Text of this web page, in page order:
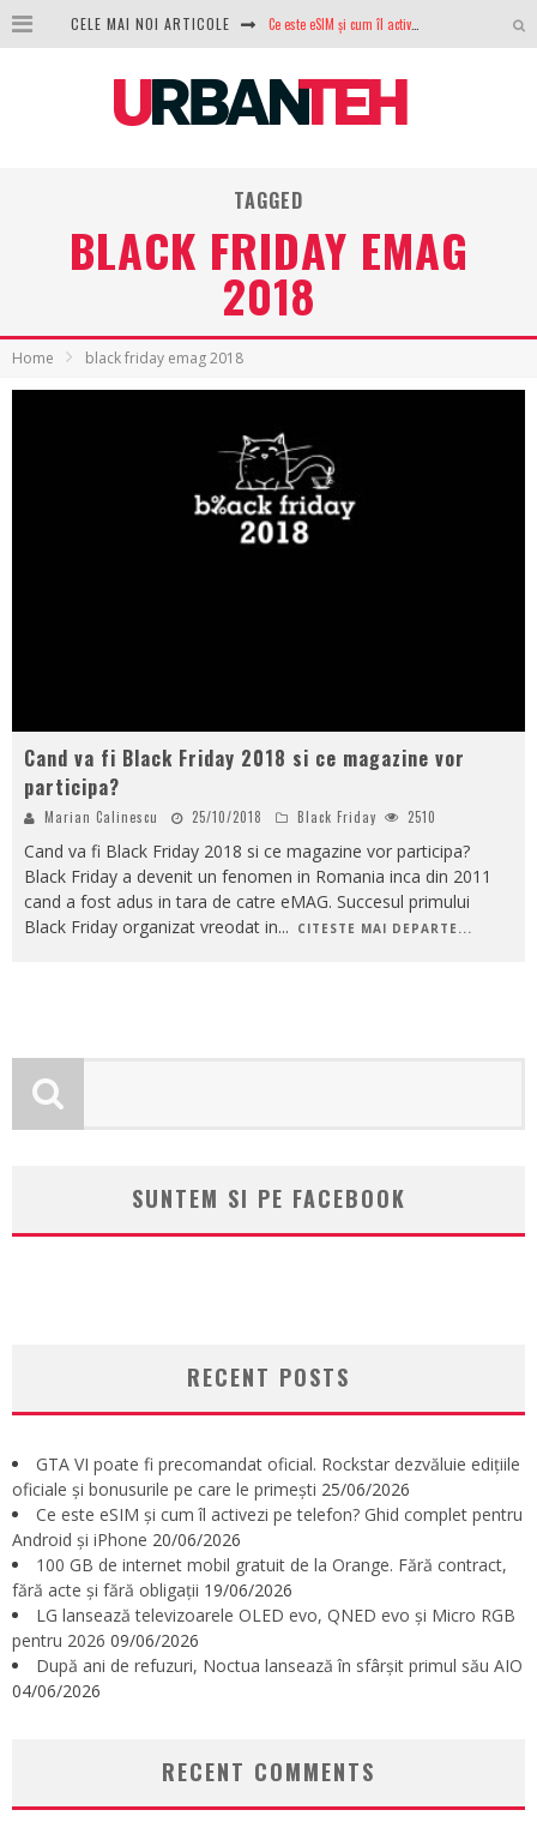
CELE MAI NOI ARTICOLE
Analiza producției fotovoltaice în România – cât produce un sistem solar pe timp de iarnă?
TAGGED
BLACK FRIDAY EMAG
2018
Home black friday emag 2018
Cand va fi Black Friday 2018 si ce magazine vor
participa?
Marian Calinescu 25/10/2018 Black Friday 2510
Cand va fi Black Friday 2018 si ce magazine vor participa?
Black Friday a devenit un fenomen in Romania inca din 2011
cand a fost adus in tara de catre eMAG. Succesul primului
Black Friday organizat vreodat in... CITESTE MAI DEPARTE...
SUNTEM SI PE FACEBOOK
RECENT POSTS
GTA VI poate fi precomandat oficial. Rockstar dezvăluie edițiile
oficiale și bonusurile pe care le primești 25/06/2026
Ce este eSIM și cum îl activezi pe telefon? Ghid complet pentru
Android și iPhone 20/06/2026
100 GB de internet mobil gratuit de la Orange. Fără contract,
fără acte și fără obligații 19/06/2026
LG lansează televizoarele OLED evo, QNED evo și Micro RGB
pentru 2026 09/06/2026
După ani de refuzuri, Noctua lansează în sfârșit primul său AIO
04/06/2026
RECENT COMMENTS